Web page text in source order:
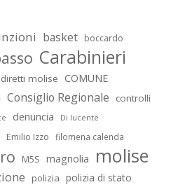
basket boccardo
Carabinieri
molise COMUNE
Consiglio Regionale controlli
denuncia Di lucente
Emilio Izzo filomena calenda
M5S magnolia molise
polizia polizia di stato